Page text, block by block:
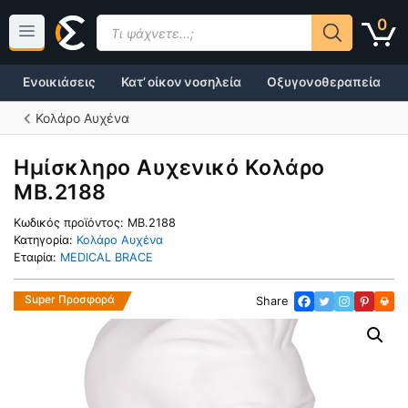
περιεχόμενο
0
Products
search
Κατ’ οίκον νοσηλεία Οξυγονοθεραπεία
Ενοικιάσεις
Κολάρο Αυχένα
Ημίσκληρο Αυχενικό Κολάρο
MB.2188
Κωδικός προϊόντος: MB.2188
Κατηγορία: Κολάρο Αυχένα
Εταιρία: MEDICAL BRACE
Share
Super Προσφορά